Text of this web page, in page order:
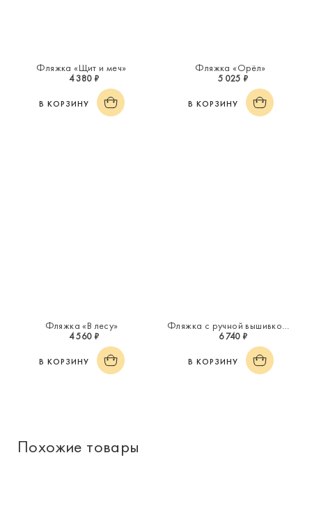
Фляжка «Щит и меч»
4 380 ₽
В КОРЗИНУ
Фляжка «Орёл»
5 025 ₽
В КОРЗИНУ
Фляжка «В лесу»
4 560 ₽
В КОРЗИНУ
Фляжка с ручной вышивкой «Лось»
6 740 ₽
В КОРЗИНУ
Похожие товары